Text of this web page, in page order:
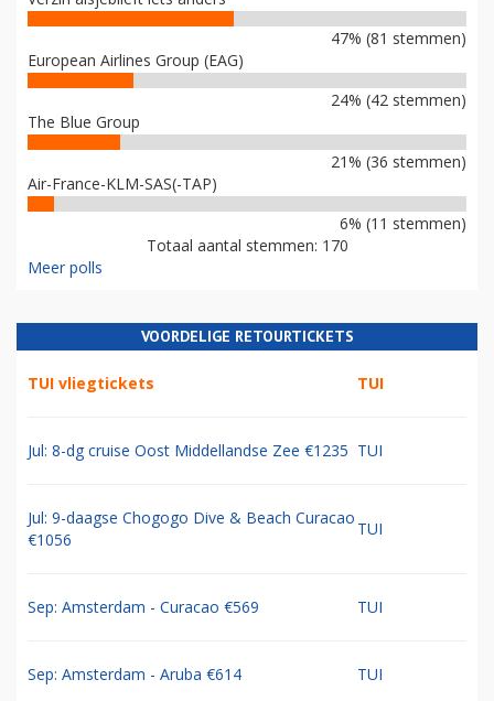
47% (81 stemmen)
European Airlines Group (EAG)
24% (42 stemmen)
The Blue Group
21% (36 stemmen)
Air-France-KLM-SAS(-TAP)
6% (11 stemmen)
Totaal aantal stemmen: 170
Meer polls
VOORDELIGE RETOURTICKETS
TUI vliegtickets TUI
Jul: 8-dg cruise Oost Middellandse Zee €1235 TUI
Jul: 9-daagse Chogogo Dive & Beach Curacao
€1056
TUI
Sep: Amsterdam - Curacao €569 TUI
Sep: Amsterdam - Aruba €614 TUI